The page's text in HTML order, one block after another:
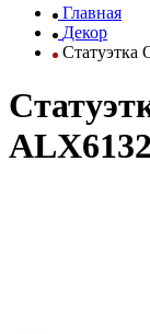
Главная
Декор
Статуэтка